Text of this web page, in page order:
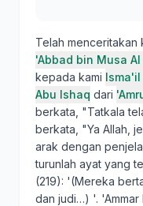
Telah menceritakan
'Abbad bin Musa
kepada kami
Abu Ishaq dari
berkata, "Tatkala
berkata, "Ya Allah,
arak dengan
turunlah ayat yang
(219): '(Mereka
dan judi…) '. 'Ammar